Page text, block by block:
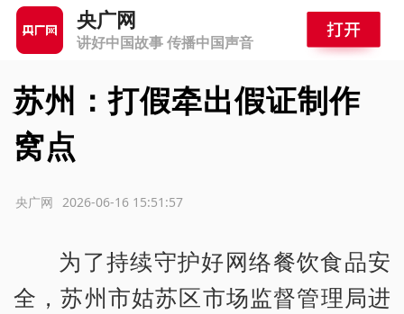
央广网
讲好中国故事 传播中国声音
苏州：打假牵出假证制作
窝点
2026-06-16 15:51:57
央广网
为了持续守护好网络餐饮食品安
全，苏州市姑苏区市场监督管理局进